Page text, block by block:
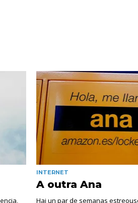
INTERNET
A outra Ana
Hai un par de semanas